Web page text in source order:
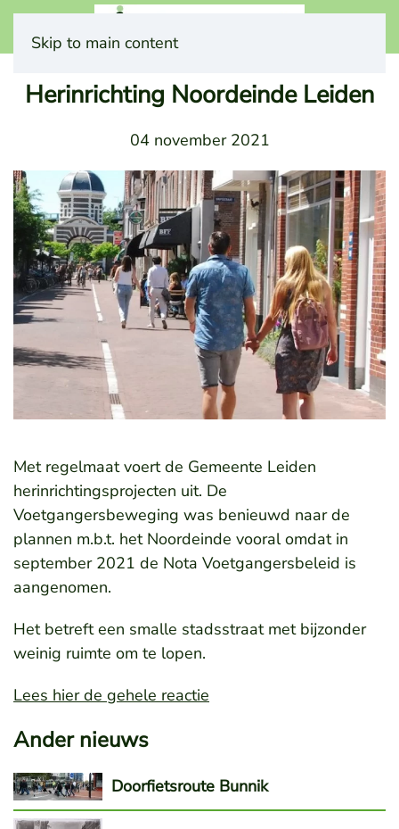
Skip to main content
Herinrichting Noordeinde Leiden
04 november 2021
Met regelmaat voert de Gemeente Leiden
herinrichtingsprojecten uit. De
Voetgangersbeweging was benieuwd naar de
plannen m.b.t. het Noordeinde vooral omdat in
september 2021 de Nota Voetgangersbeleid is
aangenomen.
Het betreft een smalle stadsstraat met bijzonder
weinig ruimte om te lopen.
Lees hier de gehele reactie
Ander nieuws
Doorfietsroute Bunnik